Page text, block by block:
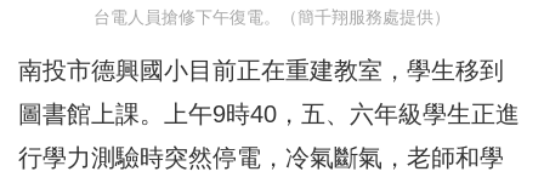
台電人員搶修下午復電。（簡千翔服務處提供）
南投市德興國小目前正在重建教室，學生移到
圖書館上課。上午9時40，五、六年級學生正進
行學力測驗時突然停電，冷氣斷氣，老師和學